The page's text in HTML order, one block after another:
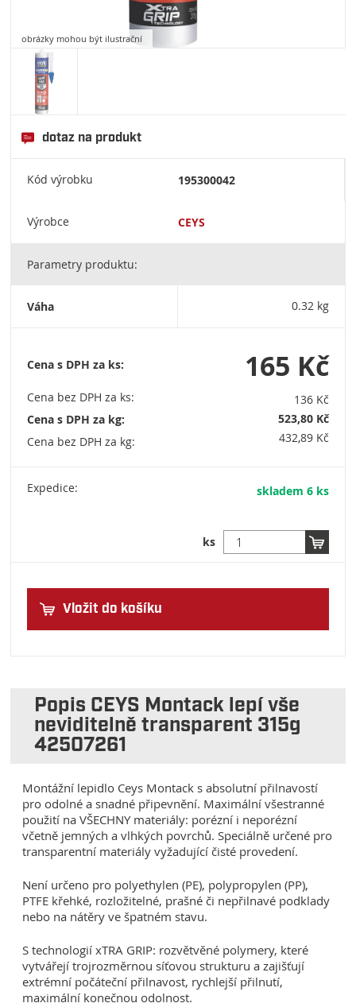
obrázky mohou být ilustrační
dotaz na produkt
Kód výrobku 195300042
Výrobce CEYS
Parametry produktu:
Váha 0.32 kg
Cena s DPH za ks:
Cena bez DPH za ks:
Cena s DPH za kg:
Cena bez DPH za kg:
165 Kč
136 Kč
523,80 Kč
432,89 Kč
Expedice: skladem 6 ks
ks
Vložit do košíku
Popis CEYS Montack lepí vše
neviditelně transparent 315g
42507261
Montážní lepidlo Ceys Montack s absolutní přilnavostí
pro odolné a snadné připevnění. Maximální všestranné
použití na VŠECHNY materiály: porézní i neporézní
včetně jemných a vlhkých povrchů. Speciálně určené pro
transparentní materiály vyžadující čisté provedení.
Není určeno pro polyethylen (PE), polypropylen (PP),
PTFE křehké, rozložitelné, prašné či nepřilnavé podklady
nebo na nátěry ve špatném stavu.
S technologií xTRA GRIP: rozvětvěné polymery, které
vytvářejí trojrozměrnou síťovou strukturu a zajišťují
extrémní počáteční přilnavost, rychlejší přilnutí,
maximální konečnou odolnost.